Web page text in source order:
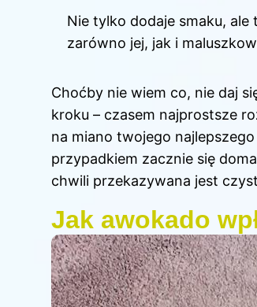
Nie tylko dodaje smaku,
zarówno jej, jak i
Choćby nie wiem co, nie daj
kroku – czasem najprostsze
na miano twojego
przypadkiem zacznie się
chwili przekazywana jest
Jak awokado